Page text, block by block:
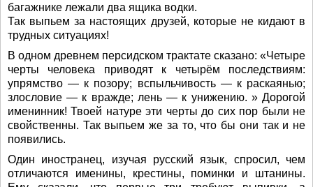
багажнике лежали два ящика водки.
Так выпьем за настоящих друзей, которые не кидают в
трудных ситуациях!
В одном древнем персидском трактате сказано: «Четыре
черты человека приводят к четырём последствиям:
упрямство — к позору; вспыльчивость — к раскаянью;
злословие — к вражде; лень — к унижению. » Дорогой
именинник! Твоей натуре эти черты до сих пор были не
свойственны. Так выпьем же за то, что бы они так и не
появились.
Один иностранец, изучая русский язык, спросил, чем
отличаются именины, крестины, поминки и штанины.